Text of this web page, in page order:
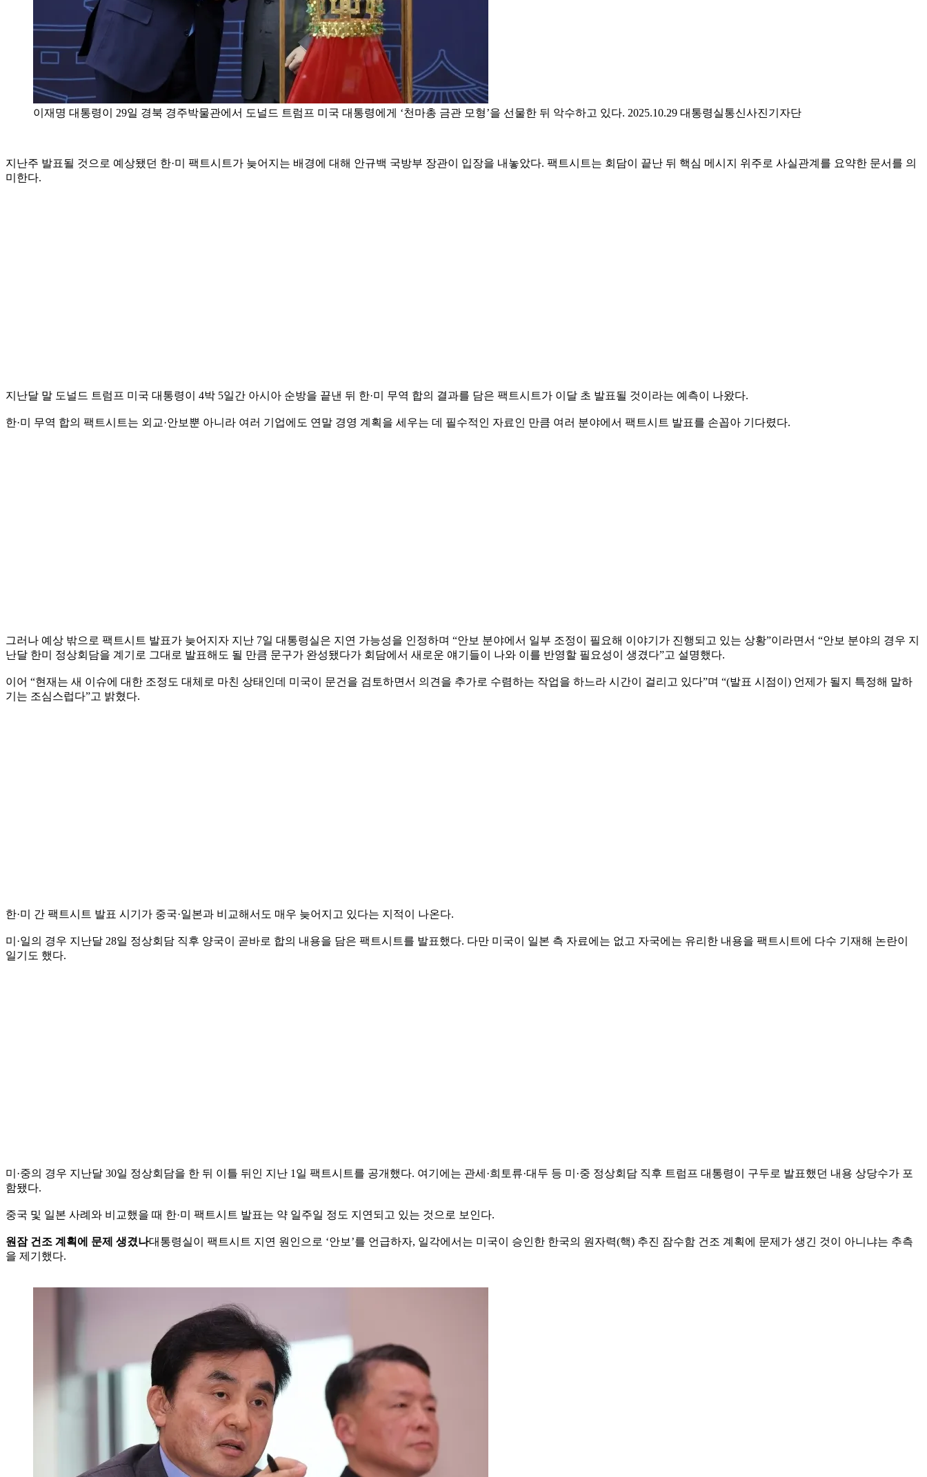
이재명 대통령이 29일 경북 경주박물관에서 도널드 트럼프 미국 대통령에게 ‘천마총 금관 모형’을 선물한 뒤 악수하고 있다. 2025.10.29 대통령실통신사진기자단
지난주 발표될 것으로 예상됐던 한·미 팩트시트가 늦어지는 배경에 대해 안규백 국방부 장관이 입장을 내놓았다. 팩트시트는 회담이 끝난 뒤 핵심 메시지 위주로 사실관계를 요약한 문서를 의
미한다.
지난달 말 도널드 트럼프 미국 대통령이 4박 5일간 아시아 순방을 끝낸 뒤 한·미 무역 합의 결과를 담은 팩트시트가 이달 초 발표될 것이라는 예측이 나왔다.
한·미 무역 합의 팩트시트는 외교·안보뿐 아니라 여러 기업에도 연말 경영 계획을 세우는 데 필수적인 자료인 만큼 여러 분야에서 팩트시트 발표를 손꼽아 기다렸다.
그러나 예상 밖으로 팩트시트 발표가 늦어지자 지난 7일 대통령실은 지연 가능성을 인정하며 “안보 분야에서 일부 조정이 필요해 이야기가 진행되고 있는 상황”이라면서 “안보 분야의 경우 지
난달 한미 정상회담을 계기로 그대로 발표해도 될 만큼 문구가 완성됐다가 회담에서 새로운 얘기들이 나와 이를 반영할 필요성이 생겼다”고 설명했다.
이어 “현재는 새 이슈에 대한 조정도 대체로 마친 상태인데 미국이 문건을 검토하면서 의견을 추가로 수렴하는 작업을 하느라 시간이 걸리고 있다”며 “(발표 시점이) 언제가 될지 특정해 말하
기는 조심스럽다”고 밝혔다.
한·미 간 팩트시트 발표 시기가 중국·일본과 비교해서도 매우 늦어지고 있다는 지적이 나온다.
미·일의 경우 지난달 28일 정상회담 직후 양국이 곧바로 합의 내용을 담은 팩트시트를 발표했다. 다만 미국이 일본 측 자료에는 없고 자국에는 유리한 내용을 팩트시트에 다수 기재해 논란이
일기도 했다.
미·중의 경우 지난달 30일 정상회담을 한 뒤 이틀 뒤인 지난 1일 팩트시트를 공개했다. 여기에는 관세·희토류·대두 등 미·중 정상회담 직후 트럼프 대통령이 구두로 발표했던 내용 상당수가 포
함됐다.
중국 및 일본 사례와 비교했을 때 한·미 팩트시트 발표는 약 일주일 정도 지연되고 있는 것으로 보인다.
원잠 건조 계획에 문제 생겼나대통령실이 팩트시트 지연 원인으로 ‘안보’를 언급하자, 일각에서는 미국이 승인한 한국의 원자력(핵) 추진 잠수함 건조 계획에 문제가 생긴 것이 아니냐는 추측
을 제기했다.